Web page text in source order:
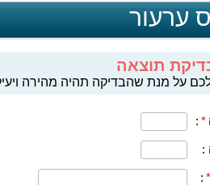
ערעור
תוצאה
על מנת שהבדיקה תהיה מהירה
*
:
:
*
: